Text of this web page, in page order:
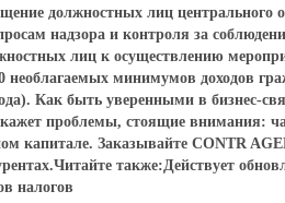
должностных лиц центрального
надзора и контроля за
лиц к осуществлению
минимумов доходов
Как быть уверенными в бизнес-
проблемы, стоящие внимания:
капитале. Заказывайте CONTR
также:Действует
налогов